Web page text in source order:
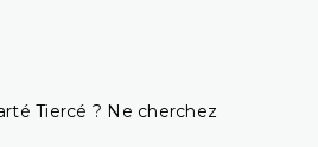
Tiercé ? Ne cherchez